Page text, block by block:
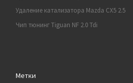
Удаление катализатора Mazda CX5 2.5
Чип тюнинг Tiguan NF 2.0 Tdi
Метки